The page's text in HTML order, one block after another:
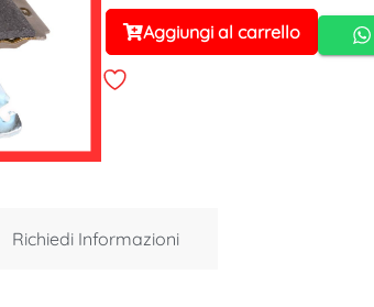
Aggiungi al carrello
Alternative:
Richiedi Informazioni